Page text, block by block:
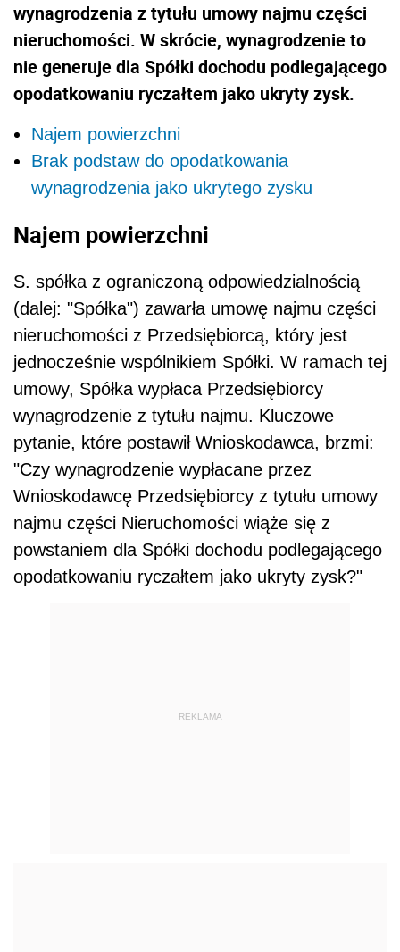
wynagrodzenia z tytułu umowy najmu części
nieruchomości. W skrócie, wynagrodzenie to
nie generuje dla Spółki dochodu podlegającego
opodatkowaniu ryczałtem jako ukryty zysk.
Najem powierzchni
Brak podstaw do opodatkowania
wynagrodzenia jako ukrytego zysku
Najem powierzchni
S. spółka z ograniczoną odpowiedzialnością
(dalej: "Spółka") zawarła umowę najmu części
nieruchomości z Przedsiębiorcą, który jest
jednocześnie wspólnikiem Spółki. W ramach tej
umowy, Spółka wypłaca Przedsiębiorcy
wynagrodzenie z tytułu najmu. Kluczowe
pytanie, które postawił Wnioskodawca, brzmi:
"Czy wynagrodzenie wypłacane przez
Wnioskodawcę Przedsiębiorcy z tytułu umowy
najmu części Nieruchomości wiąże się z
powstaniem dla Spółki dochodu podlegającego
opodatkowaniu ryczałtem jako ukryty zysk?"
REKLAMA